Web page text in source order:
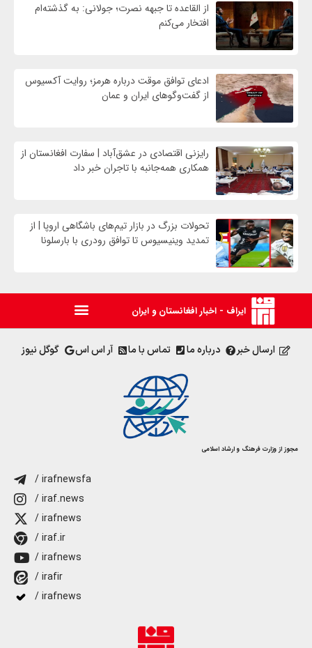
از القاعده تا جبهه نصرت؛ جولانی: به گذشته‌ام
افتخار می‌کنم
ادعای توافق موقت درباره هرمز؛ روایت آکسیوس
از گفت‌وگوهای ایران و عمان
رایزنی اقتصادی در عشق‌آباد | سفارت افغانستان از
همکاری همه‌جانبه با تاجران خبر داد
تحولات بزرگ در بازار تیم‌های باشگاهی اروپا | از
تمدید وینیسیوس تا توافق رودری با بارسلونا
ایراف - اخبار افغانستان و ایران
ارسال خبر درباره ما تماس با ما آر اس اس گوگل نیوز
مجوز از وزارت فرهنگ و ارشاد اسلامی
/ irafnewsfa
/ iraf.news
/ irafnews
/ iraf.ir
/ irafnews
/ irafir
/ irafnews